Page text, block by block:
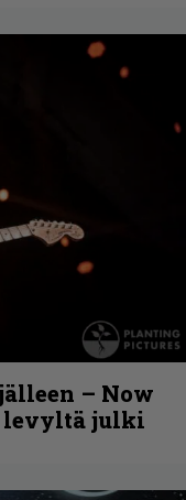
– Now
levyltä julki